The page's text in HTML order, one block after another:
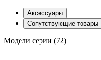
Аксессуары
Сопутствующие товары
Модели серии (72)